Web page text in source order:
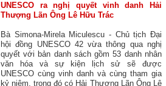
UNESCO ra nghị quyết vinh danh Hải
Thượng Lãn Ông Lê Hữu Trác
Bà Simona-Mirela Miculescu - Chủ tịch Đại
hội đồng UNESCO 42 vừa thông qua nghị
quyết với bản danh sách gồm 53 danh nhân
văn hóa và sự kiện lịch sử sẽ được
UNESCO cùng vinh danh và cùng tham gia
kỷ niệm, trong đó có Hải Thượng Lãn Ông Lê